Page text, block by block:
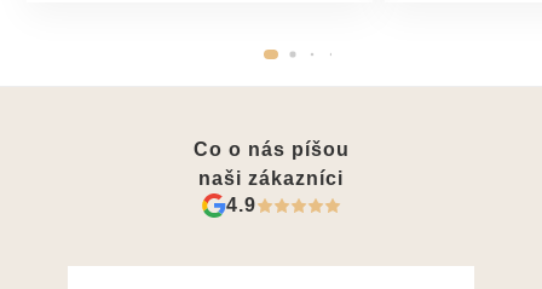
Co o nás píšou
naši zákazníci
4.9